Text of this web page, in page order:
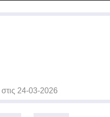
στις 24-03-2026